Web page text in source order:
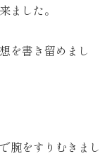
ました。
を書き留めまし
腕をすりむきまし